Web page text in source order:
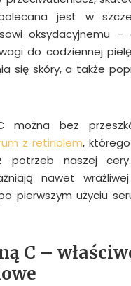
jest w
oksydacyjnemu
do codziennej
się skóry, a także
można bez
z retinolem,
potrzeb naszej
nawet
pierwszym użyciu
C –